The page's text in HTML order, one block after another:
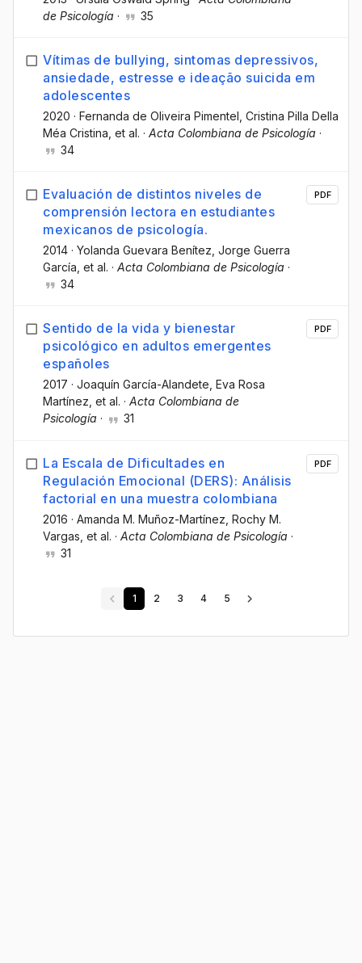
de Psicología · 35
Vítimas de bullying, sintomas depressivos,
ansiedade, estresse e ideação suicida em
adolescentes
2020 · Fernanda de Oliveira Pimentel , Cristina Pilla Della
Méa Cristina , et al. · Acta Colombiana de Psicología ·
34
Evaluación de distintos niveles de
comprensión lectora en estudiantes
mexicanos de psicología.
2014 · Yolanda Guevara Benítez , Jorge Guerra
García , et al. · Acta Colombiana de Psicología ·
34
PDF
Sentido de la vida y bienestar
psicológico en adultos emergentes
españoles
2017 · Joaquín García-Alandete , Eva Rosa
Martínez , et al. · Acta Colombiana de
Psicología · 31
PDF
La Escala de Dificultades en
Regulación Emocional (DERS): Análisis
factorial en una muestra colombiana
2016 · Amanda M. Muñoz-Martínez , Rochy M.
Vargas , et al. · Acta Colombiana de Psicología ·
31
PDF
1 2 3 4 5